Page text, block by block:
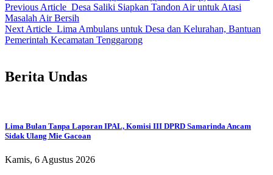
Previous Article Desa Saliki Siapkan Tandon Air untuk Atasi
Masalah Air Bersih
Next Article Lima Ambulans untuk Desa dan Kelurahan, Bantuan
Pemerintah Kecamatan Tenggarong
Berita Undas
Lima Bulan Tanpa Laporan IPAL, Komisi III DPRD Samarinda Ancam
Sidak Ulang Mie Gacoan
Kamis, 6 Agustus 2026